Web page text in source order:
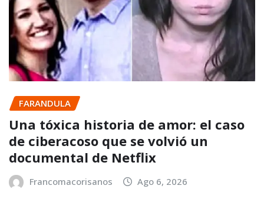
FARANDULA
Una tóxica historia de amor: el caso
de ciberacoso que se volvió un
documental de Netflix
Francomacorisanos Ago 6, 2026